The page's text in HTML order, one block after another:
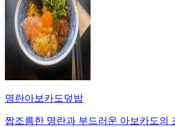
명란아보카도덮밥
짭조름한 명란과 부드러운 아보카도의